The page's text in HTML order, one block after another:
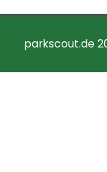
parkscout.de